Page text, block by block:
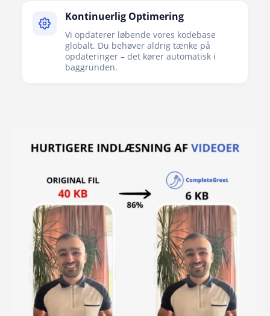
Kontinuerlig Optimering
Vi opdaterer løbende vores kodebase
globalt. Du behøver aldrig tænke på
opdateringer – det kører automatisk i
baggrunden.